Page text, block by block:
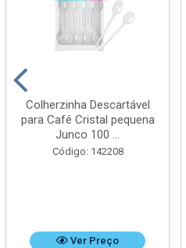
Colherzinha Descartável
para Café Cristal pequena
Junco 100 ...
Código: 142208
Ver Preço